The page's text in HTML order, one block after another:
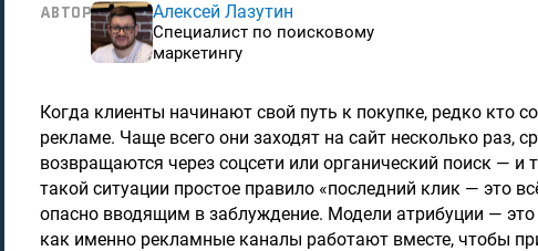
АВТОР Алексей Лазутин
Специалист по поисковому
маркетингу
Когда клиенты начинают свой путь к покупке, редко кто
рекламе. Чаще всего они заходят на сайт несколько раз,
возвращаются через соцсети или органический поиск —
такой ситуации простое правило «последний клик — это
опасно вводящим в заблуждение. Модели атрибуции —
как именно рекламные каналы работают вместе, чтобы